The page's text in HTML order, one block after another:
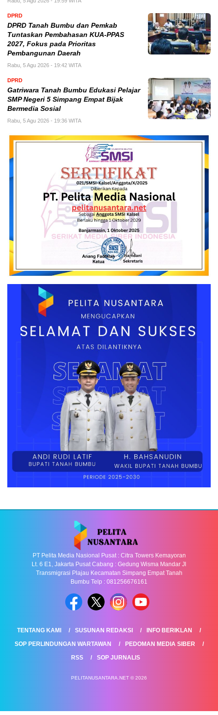
DPRD
DPRD Tanah Bumbu dan Pemkab
Tuntaskan Pembahasan KUA-PPAS
2027, Fokus pada Prioritas
Pembangunan Daerah
Rabu, 5 Agu 2026 - 19:42 WITA
DPRD
Gatriwara Tanah Bumbu Edukasi Pelajar
SMP Negeri 5 Simpang Empat Bijak
Bermedia Sosial
Rabu, 5 Agu 2026 - 19:36 WITA
PT Pelita Media Nasional Pusat : Citra Towers Kemayoran
Lt. 6 E1, Jakarta Pusat Cabang : Gedung Wisma Mandar Jl
Transmigrasi Plajau Kecamatan Simpang Empat Tanah
Bumbu Telp : 081256676161
TENTANG KAMI SUSUNAN REDAKSI
INFO BERIKLAN
SOP PERLINDUNGAN WARTAWAN
PEDOMAN MEDIA SIBER
RSS
SOP JURNALIS
PELITANUSANTARA.NET © 2026